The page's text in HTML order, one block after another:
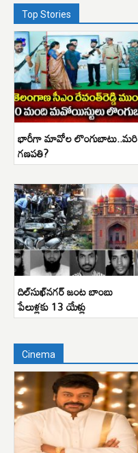
Top Stories
భారీగా మావోల లొంగుబాటు..మరి
గణపతి?
దిల్‌సుఖ్‌నగర్ జంట బాంబు
పేలుళ్లకు 13 యేళ్లు
Cinema